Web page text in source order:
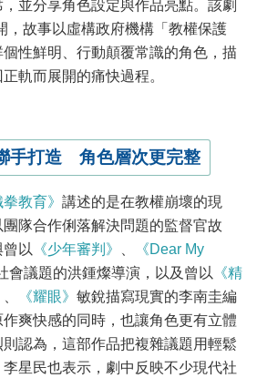
並分享角色設定與作品亮點。該劇
，故事以虛構政府機構「教權保護
性鮮明、行動顛覆常識的角色，描
軌而展開的痛快過程。
手打造 角色層次更完整
拳教育》 講述的是在教權崩壞的現
隊合作俐落解決問題的監督官故
以
《少年審判》
《Dear My
會議題的洪鍾燦導演，以及曾以
《精
《耀眼》 敏銳描寫現實的李南圭編
爽快感的同時，也讓角色更有立體
認為，這部作品把複雜議題用輕鬆
星民也表示，劇中反映不少現代社